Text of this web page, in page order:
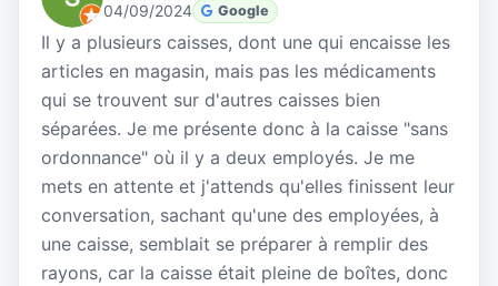
04/09/2024 Google
Il y a plusieurs caisses, dont une qui encaisse les
articles en magasin, mais pas les médicaments
qui se trouvent sur d'autres caisses bien
séparées. Je me présente donc à la caisse "sans
ordonnance" où il y a deux employés. Je me
mets en attente et j'attends qu'elles finissent leur
conversation, sachant qu'une des employées, à
une caisse, semblait se préparer à remplir des
rayons, car la caisse était pleine de boîtes, donc